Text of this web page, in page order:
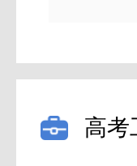
中国农业
中国传媒
高考